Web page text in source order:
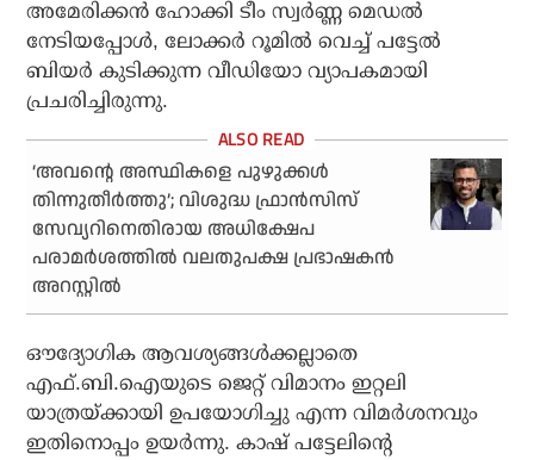
അമേരിക്കന്‍ ഹോക്കി ടീം സ്വര്‍ണ്ണ മെഡല്‍
നേടിയപ്പോള്‍, ലോക്കര്‍ റൂമില്‍ വെച്ച് പട്ടേല്‍
ബിയര്‍ കുടിക്കുന്ന വീഡിയോ വ്യാപകമായി
പ്രചരിച്ചിരുന്നു.
‘അവന്റെ അസ്ഥികളെ പുഴുക്കള്‍
തിന്നുതീര്‍ത്തു’; വിശുദ്ധ ഫ്രാന്‍സിസ്
സേവ്യറിനെതിരായ അധിക്ഷേപ
പരാമര്‍ശത്തില്‍ വലതുപക്ഷ പ്രഭാഷകന്‍
അറസ്റ്റില്‍
ഔദ്യോഗിക ആവശ്യങ്ങള്‍ക്കല്ലാതെ
എഫ്.ബി.ഐയുടെ ജെറ്റ് വിമാനം ഇറ്റലി
യാത്രയ്ക്കായി ഉപയോഗിച്ചു എന്ന വിമര്‍ശനവും
ഇതിനൊപ്പം ഉയര്‍ന്നു. കാഷ് പട്ടേലിന്റെ